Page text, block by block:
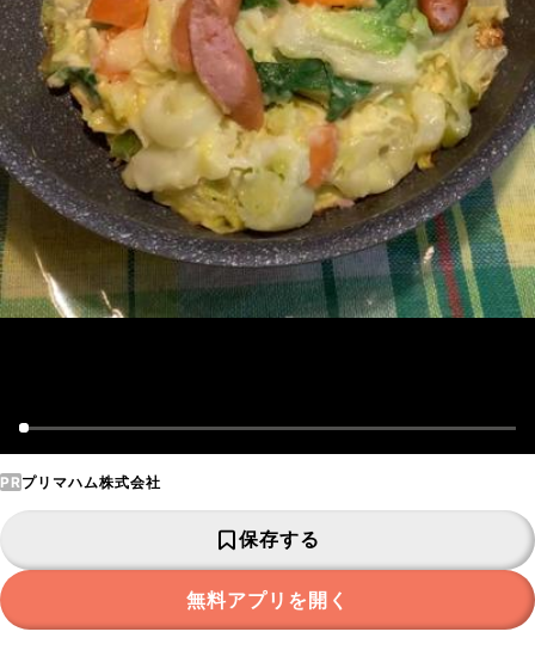
PRプリマハム株式会社
保存する
無料アプリを開く